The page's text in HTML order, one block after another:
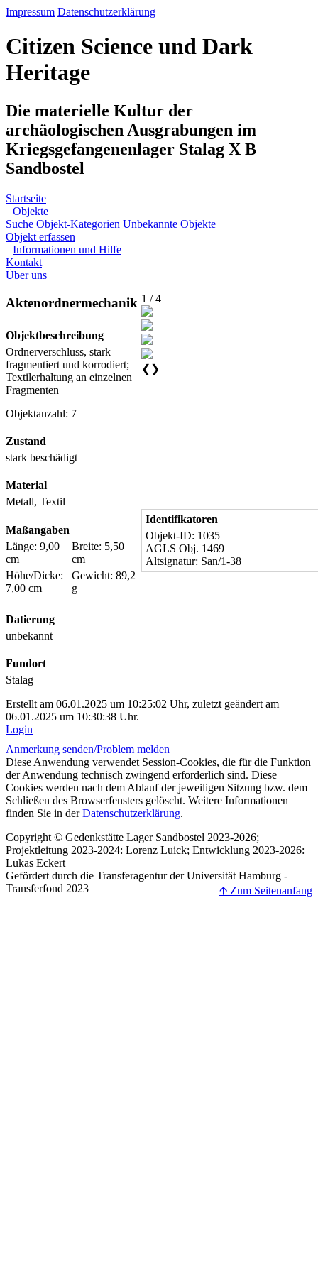
Impressum Datenschutzerklärung
Citizen Science und Dark
Heritage
Die materielle Kultur der
archäologischen Ausgrabungen im
Kriegsgefangenenlager Stalag X B
Sandbostel
Startseite
Objekte
Suche Objekt-Kategorien Unbekannte Objekte
Objekt erfassen
Informationen und Hilfe
Kontakt
Über uns
Aktenordnermechanik
Objektbeschreibung
Ordnerverschluss, stark
fragmentiert und korrodiert;
Textilerhaltung an einzelnen
Fragmenten
Objektanzahl: 7
Zustand
stark beschädigt
Material
Metall, Textil
Maßangaben
Länge: 9,00
cm
Breite: 5,50
cm
Höhe/Dicke:
7,00 cm
Gewicht: 89,2
g
Datierung
unbekannt
1 / 4
❮ ❯
Identifikatoren
Objekt-ID: 1035
AGLS Obj. 1469
Altsignatur: San/1-38
Fundort
Stalag
Erstellt am 06.01.2025 um 10:25:02 Uhr, zuletzt geändert am
06.01.2025 um 10:30:38 Uhr.
Login
Anmerkung senden/Problem melden
Diese Anwendung verwendet Session-Cookies, die für die Funktion
der Anwendung technisch zwingend erforderlich sind. Diese
Cookies werden nach dem Ablauf der jeweiligen Sitzung bzw. dem
Schließen des Browserfensters gelöscht. Weitere Informationen
finden Sie in derDatenschutzerklärung.
Copyright © Gedenkstätte Lager Sandbostel 2023-2026;
Projektleitung 2023-2024: Lorenz Luick; Entwicklung 2023-2026:
Lukas Eckert
Gefördert durch die Transferagentur der Universität Hamburg -
Transferfond 2023
🡩 Zum Seitenanfang